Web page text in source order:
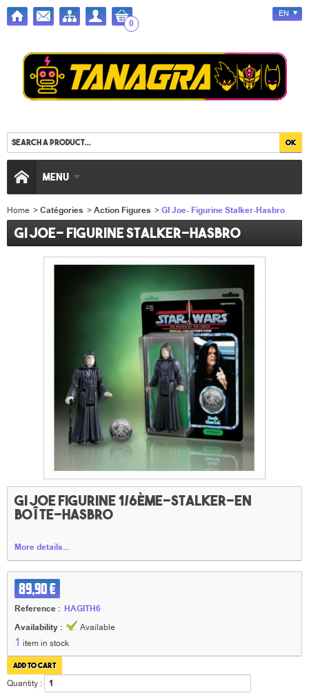
0
EN
MENU
Home >Catégories >Action Figures >GI Joe- Figurine Stalker-Hasbro
GI Joe- Figurine Stalker-Hasbro
GI joe figurine 1/6ème-Stalker-En
boîte-Hasbro
More details...
89,90 €
Reference : HAGITH6
Availability :
Available
1 item in stock
Quantity :